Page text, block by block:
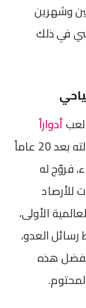
وشهرين
في ذلك
لعبأدواراً
. كان من المقرر إزالته بعد 20 عاماً
فروّج له
للأرصاد
الأولى،
العدو،
هذه